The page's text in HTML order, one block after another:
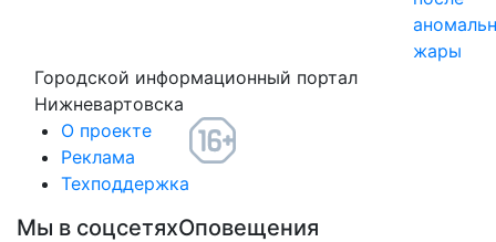
жары
Городской информационный портал
Нижневартовска
О проекте
Реклама
Техподдержка
Мы в соцсетяхОповещения